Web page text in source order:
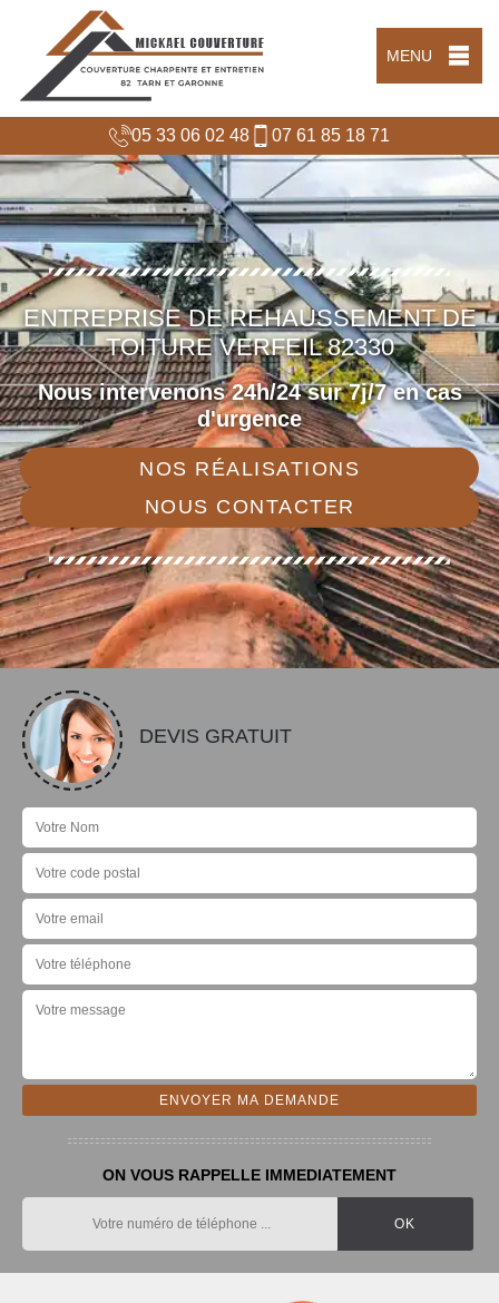
MENU
05 33 06 02 48 07 61 85 18 71
ENTREPRISE DE REHAUSSEMENT DE
TOITURE VERFEIL 82330
Nous intervenons 24h/24 sur 7j/7 en cas
d'urgence
NOS RÉALISATIONS
NOUS CONTACTER
DEVIS GRATUIT
ON VOUS RAPPELLE IMMEDIATEMENT